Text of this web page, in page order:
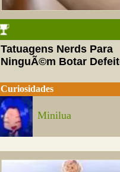
Tatuagens Nerds Para
NinguÃ©m Botar
Curiosidades
Minilua